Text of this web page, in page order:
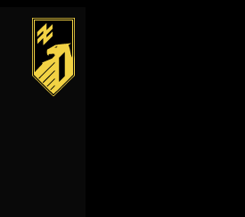
Skip to content